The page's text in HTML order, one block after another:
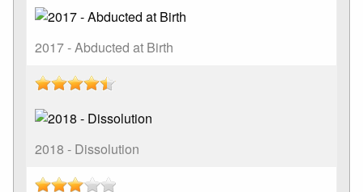
2017 - Abducted at Birth
2018 - Dissolution